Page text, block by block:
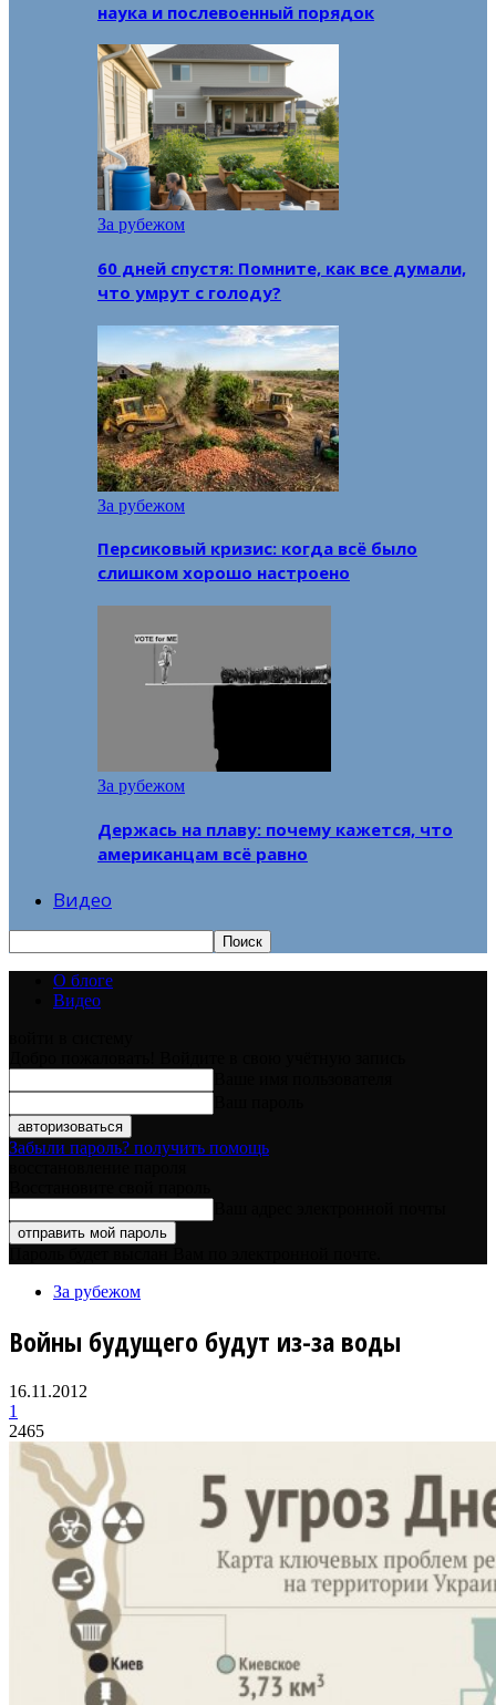
наука и послевоенный порядок
За рубежом
60 дней спустя: Помните, как все думали,
что умрут с голоду?
За рубежом
Персиковый кризис: когда всё было
слишком хорошо настроено
За рубежом
Держась на плаву: почему кажется, что
американцам всё равно
Видео
О блоге
Видео
Забыли пароль? получить помощь
За рубежом
Войны будущего будут из-за воды
16.11.2012
1
2465